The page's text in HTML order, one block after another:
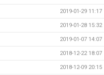
2019-01-29 11:17
2019-01-28 15:32
2019-01-07 14:07
2018-12-22 18:07
2018-12-09 20:15